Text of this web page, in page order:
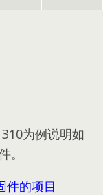
为例说明如
。
件的项目